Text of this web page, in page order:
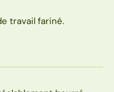
travail fariné.